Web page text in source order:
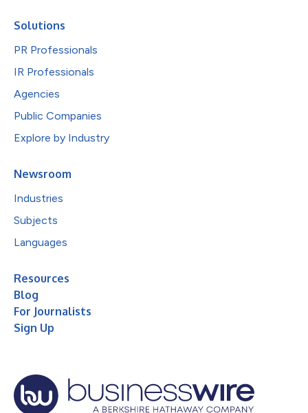
Solutions
PR Professionals
IR Professionals
Agencies
Public Companies
Explore by Industry
Newsroom
Industries
Subjects
Languages
Resources
Blog
For Journalists
Sign Up